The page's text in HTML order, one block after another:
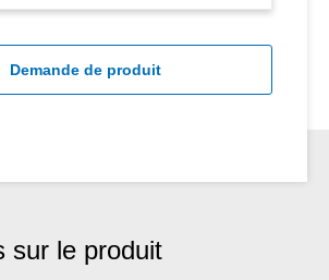
Demande de produit
sur le produit